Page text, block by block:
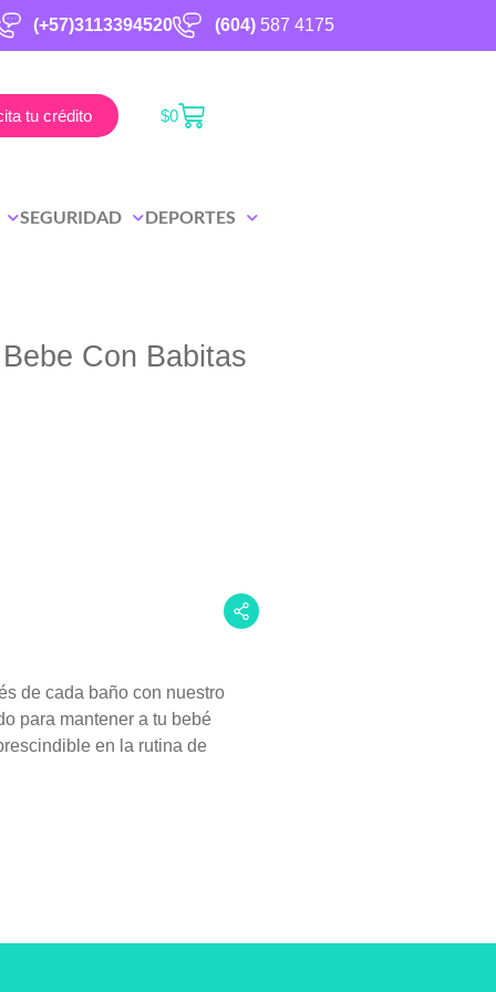
(+57)3113394520 (604)587 4175
tu crédito $0
SEGURIDAD DEPORTES
Con Babitas
de cada baño con nuestro
para mantener a tu bebé
en la rutina de